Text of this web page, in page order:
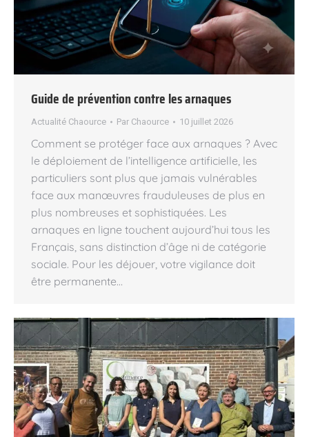
Guide de prévention contre les arnaques
Actualité Chaource Par Chaource 10 juillet 2026
Comment se protéger face aux arnaques ? Avec
le déploiement de l’intelligence artificielle, les
particuliers sont plus que jamais vulnérables
face aux manœuvres frauduleuses de plus en
plus nombreuses et sophistiquées. Les
arnaques en ligne touchent aujourd’hui tous les
Français, sans distinction d’âge ni de catégorie
sociale. Pour les déjouer, votre vigilance doit
être permanente…